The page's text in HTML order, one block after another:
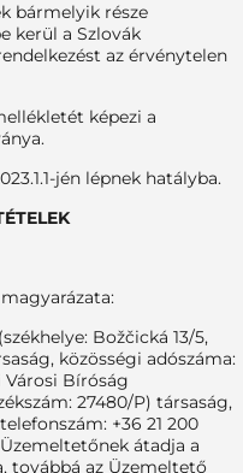
bármelyik része
kerül a Szlovák
az érvénytelen
képezi a
jén lépnek hatályba.
Božčická 13/5,
közösségi adószáma:
Városi Bíróság
27480/P) társaság,
+36 21 200
átadja a
továbbá az Üzemeltető